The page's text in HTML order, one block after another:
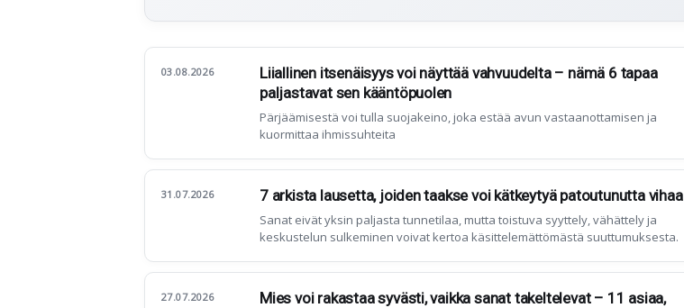
03.08.2026
Liiallinen itsenäisyys voi näyttää vahvuudelta – nämä 6 tapaa
paljastavat sen kääntöpuolen
Pärjäämisestä voi tulla suojakeino, joka estää avun vastaanottamisen ja
kuormittaa ihmissuhteita
31.07.2026 7 arkista lausetta, joiden taakse voi kätkeytyä patoutunutta vihaa
Sanat eivät yksin paljasta tunnetilaa, mutta toistuva syyttely, vähättely ja
keskustelun sulkeminen voivat kertoa käsittelemättömästä suuttumuksesta.
27.07.2026
Mies voi rakastaa syvästi, vaikka sanat takeltelevat – 11 asiaa,